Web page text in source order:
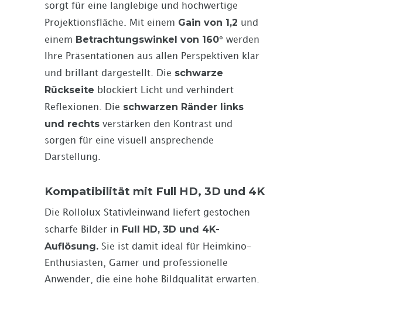
sorgt für eine langlebige und hochwertige
Projektionsfläche. Mit einem Gain von 1,2 und
einem Betrachtungswinkel von 160° werden
Ihre Präsentationen aus allen Perspektiven klar
und brillant dargestellt. Die schwarze
Rückseite blockiert Licht und verhindert
Reflexionen. Die schwarzen Ränder links
und rechts verstärken den Kontrast und
sorgen für eine visuell ansprechende
Darstellung.
Kompatibilität mit Full HD, 3D und 4K
Die Rollolux Stativleinwand liefert gestochen
scharfe Bilder in Full HD, 3D und 4K-
Auflösung. Sie ist damit ideal für Heimkino-
Enthusiasten, Gamer und professionelle
Anwender, die eine hohe Bildqualität erwarten.